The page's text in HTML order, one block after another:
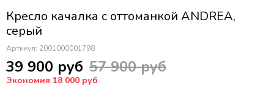
Кресло качалка с оттоманкой ANDREA,
серый
Артикул: 2001000001798
39 900 руб 57 900 руб
Экономия 18 000 руб